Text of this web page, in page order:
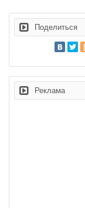
Поделиться
Реклама